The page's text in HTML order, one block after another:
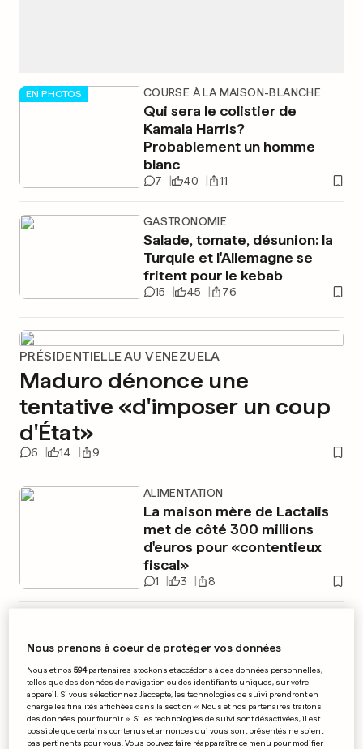
EN PHOTOS COURSE À LA MAISON-BLANCHE
Qui sera le colistier de
Kamala Harris?
Probablement un homme
blanc
7 40 11
GASTRONOMIE
Salade, tomate, désunion: la
Turquie et l'Allemagne se
fritent pour le kebab
15 45 76
PRÉSIDENTIELLE AU VENEZUELA
Maduro dénonce une
tentative «d'imposer un coup
d'État»
6 14 9
ALIMENTATION
La maison mère de Lactalis
met de côté 300 millions
d'euros pour «contentieux
fiscal»
1 3 8
Explosion dans une usine
BASF, 18 blessés
0 7 11
PUBLICITÉ
Nous prenons à coeur de protéger vos données
Nous et nos594partenaires stockons et accédons à des données personnelles,
telles que des données de navigation ou des identifiants uniques, sur votre
appareil. Si vous sélectionnez J'accepte, les technologies de suivi prendront en
charge les finalités affichées dans la section « Nous et nos partenaires traitons
des données pour fournir ». Si les technologies de suivi sont désactivées, il est
possible que certains contenus et annonces qui vous sont présentés ne soient
pas pertinents pour vous. Vous pouvez faire réapparaître ce menu pour modifier